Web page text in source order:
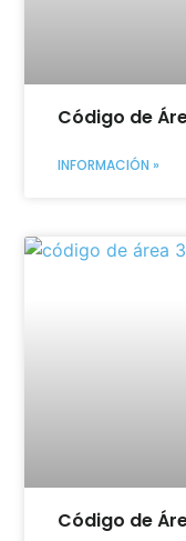
Código de
INFORMACIÓN »
Código de